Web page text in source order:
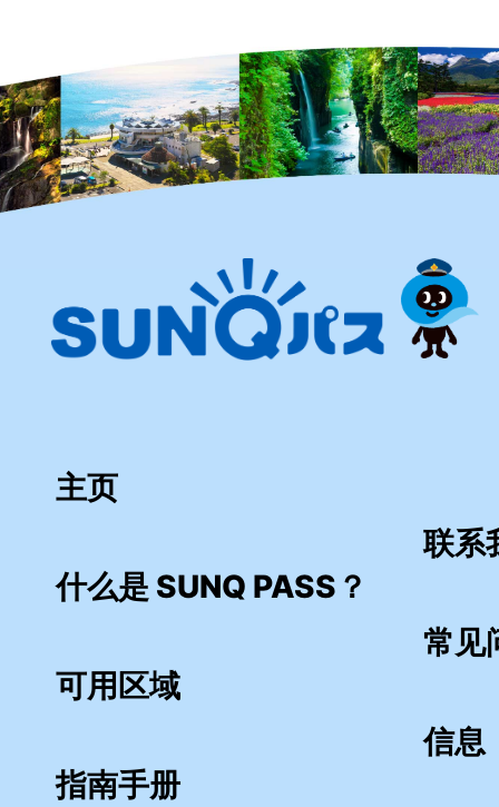
主页
什么是 SUNQ PASS？
可用区域
指南手册
联系
常见
信息